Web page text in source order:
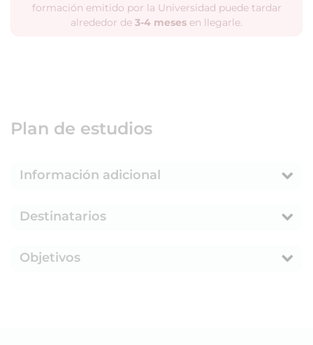
formación emitido por la Universidad puede tardar
alrededor de 3-4 meses en llegarle.
Plan de estudios
Información adicional
Destinatarios
Objetivos